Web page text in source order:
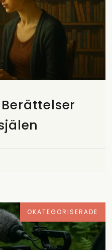
OKATEGORISERADE